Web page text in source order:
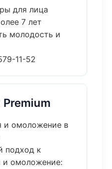
для лица
7 лет
молодость и
11-52
и омоложение в
подход к
и омоложение: